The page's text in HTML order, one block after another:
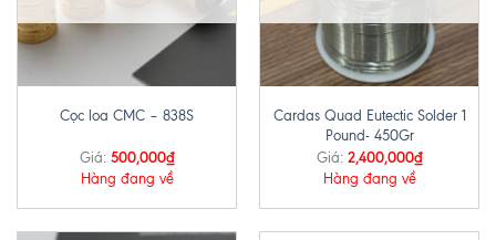
Cọc loa CMC – 838S
Giá: 500,000₫
Hàng đang về
Cardas Quad Eutectic Solder 1
Pound- 450Gr
Giá: 2,400,000₫
Hàng đang về